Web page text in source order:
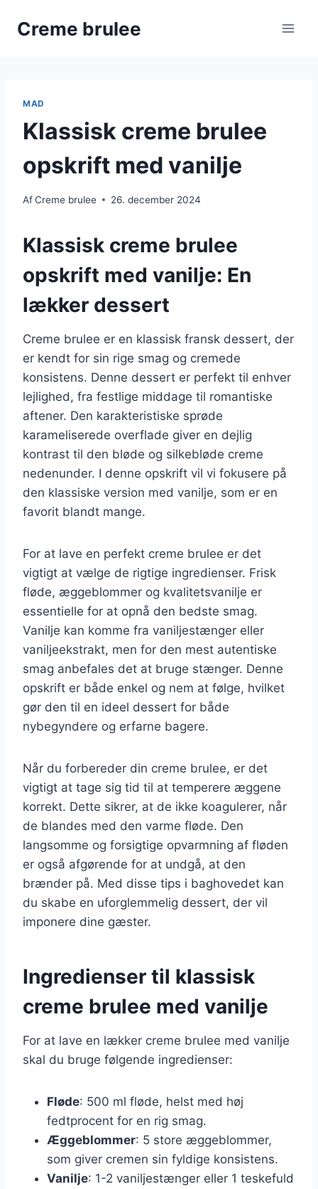
Creme brulee
MAD
Klassisk creme brulee
opskrift med vanilje
AfCreme brulee 26. december 2024
Klassisk creme brulee
opskrift med vanilje: En
lækker dessert
Creme brulee er en klassisk fransk dessert, der
er kendt for sin rige smag og cremede
konsistens. Denne dessert er perfekt til enhver
lejlighed, fra festlige middage til romantiske
aftener. Den karakteristiske sprøde
karameliserede overflade giver en dejlig
kontrast til den bløde og silkebløde creme
nedenunder. I denne opskrift vil vi fokusere på
den klassiske version med vanilje, som er en
favorit blandt mange.
For at lave en perfekt creme brulee er det
vigtigt at vælge de rigtige ingredienser. Frisk
fløde, æggeblommer og kvalitetsvanilje er
essentielle for at opnå den bedste smag.
Vanilje kan komme fra vaniljestænger eller
vaniljeekstrakt, men for den mest autentiske
smag anbefales det at bruge stænger. Denne
opskrift er både enkel og nem at følge, hvilket
gør den til en ideel dessert for både
nybegyndere og erfarne bagere.
Når du forbereder din creme brulee, er det
vigtigt at tage sig tid til at temperere æggene
korrekt. Dette sikrer, at de ikke koagulerer, når
de blandes med den varme fløde. Den
langsomme og forsigtige opvarmning af fløden
er også afgørende for at undgå, at den
brænder på. Med disse tips i baghovedet kan
du skabe en uforglemmelig dessert, der vil
imponere dine gæster.
Ingredienser til klassisk
creme brulee med vanilje
For at lave en lækker creme brulee med vanilje
skal du bruge følgende ingredienser:
Fløde: 500 ml fløde, helst med høj
fedtprocent for en rig smag.
Æggeblommer: 5 store æggeblommer,
som giver cremen sin fyldige konsistens.
Vanilje: 1-2 vaniljestænger eller 1 teskefuld